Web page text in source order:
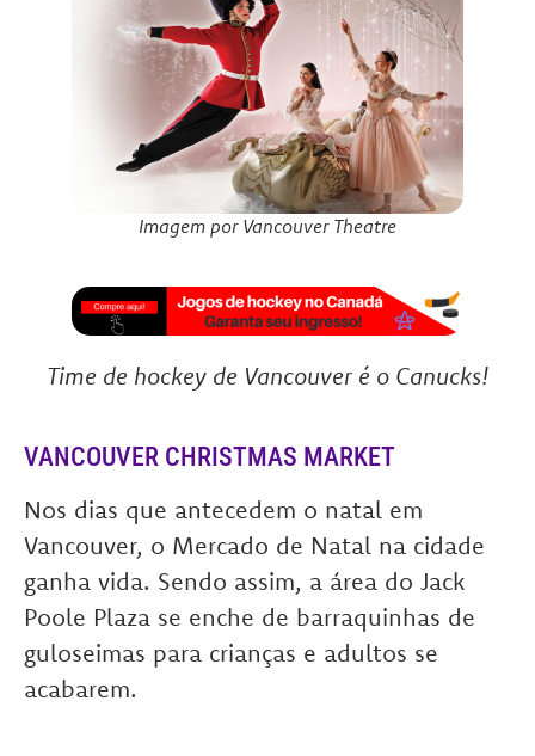
Imagem por Vancouver Theatre
Time de hockey de Vancouver é o Canucks!
VANCOUVER CHRISTMAS MARKET
Nos dias que antecedem o natal em
Vancouver, o Mercado de Natal na cidade
ganha vida. Sendo assim, a área do Jack
Poole Plaza se enche de barraquinhas de
guloseimas para crianças e adultos se
acabarem.